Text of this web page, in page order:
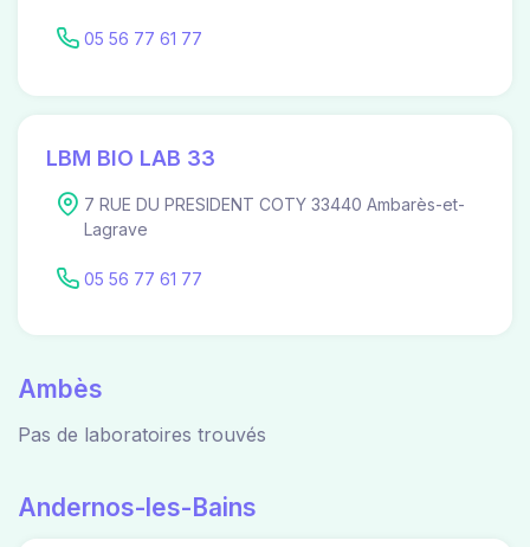
05 56 77 61 77
LBM BIO LAB 33
7 RUE DU PRESIDENT COTY 33440 Ambarès-et-
Lagrave
05 56 77 61 77
Ambès
Pas de laboratoires trouvés
Andernos-les-Bains